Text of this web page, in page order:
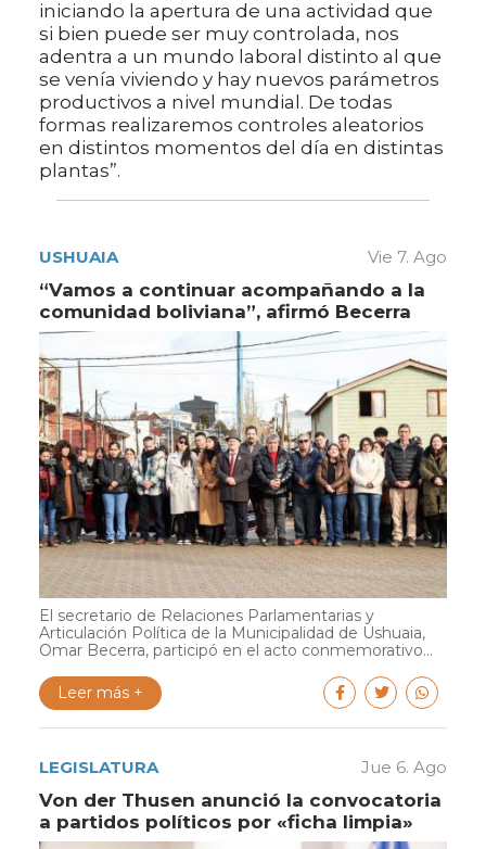
iniciando la apertura de una actividad que
si bien puede ser muy controlada, nos
adentra a un mundo laboral distinto al que
se venía viviendo y hay nuevos parámetros
productivos a nivel mundial. De todas
formas realizaremos controles aleatorios
en distintos momentos del día en distintas
plantas”.
USHUAIA Vie 7. Ago
“Vamos a continuar acompañando a la
comunidad boliviana”, afirmó Becerra
El secretario de Relaciones Parlamentarias y
Articulación Política de la Municipalidad de Ushuaia,
Omar Becerra, participó en el acto conmemorativo...
Leer más +
LEGISLATURA Jue 6. Ago
Von der Thusen anunció la convocatoria
a partidos políticos por «ficha limpia»